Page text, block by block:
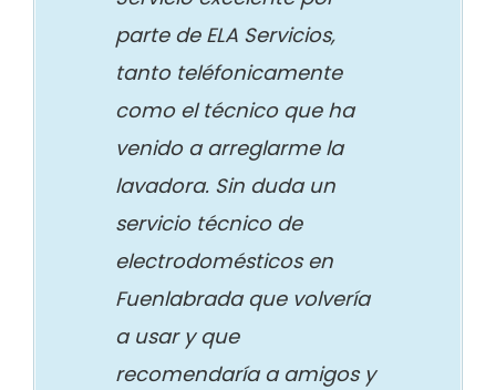
parte de ELA Servicios,
tanto teléfonicamente
como el técnico que ha
venido a arreglarme la
lavadora. Sin duda un
servicio técnico de
electrodomésticos en
Fuenlabrada que volvería
a usar y que
recomendaría a amigos y